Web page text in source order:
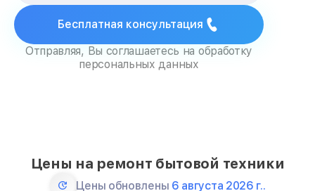
Бесплатная консультация
Отправляя, Вы соглашаетесь на обработку
персональных данных
Цены на ремонт бытовой техники
Цены обновлены 6 августа 2026 г..